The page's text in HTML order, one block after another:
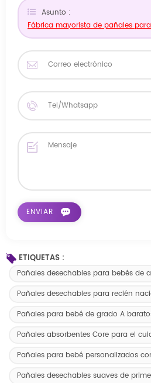
Asunto :
Fábrica mayorista de pañales
ETIQUETAS :
Pañales desechables para bebés de
Pañales desechables para recién
Pañales para bebé de grado A
Pañales absorbentes Core para el
Pañales para bebé personalizados
Pañales desechables suaves de